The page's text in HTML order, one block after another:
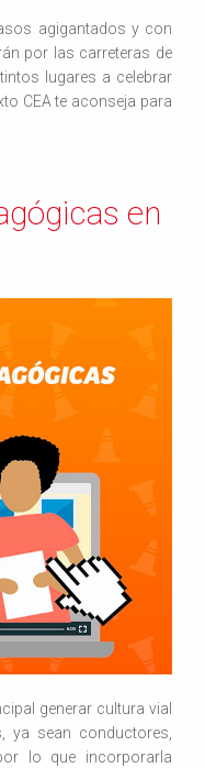
agigantados y con
por las carreteras de
lugares a celebrar
CEA te aconseja para
en
generar cultura vial
sean conductores,
lo que incorporarla